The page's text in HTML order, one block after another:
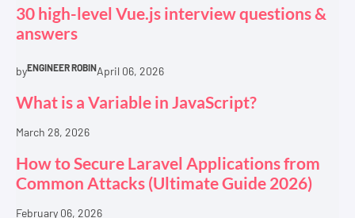
30 high-level Vue.js interview questions &
answers
byENGINEER ROBINApril 06, 2026
What is a Variable in JavaScript?
March 28, 2026
How to Secure Laravel Applications from
Common Attacks (Ultimate Guide 2026)
February 06, 2026